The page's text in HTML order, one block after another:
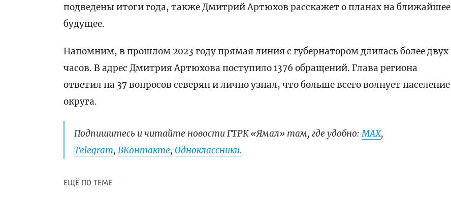
подведены итоги года, также Дмитрий Артюхов расскажет о планах на ближайшее
будущее.
Напомним, в прошлом 2023 году прямая линия с губернатором длилась более двух
часов. В адрес Дмитрия Артюхова поступило 1376 обращений. Глава региона
ответил на 37 вопросов северян и лично узнал, что больше всего волнует население
округа.
Подпишитесь и читайте новости ГТРК «Ямал» там, где удобно:МАХ,
Telegram,ВКонтакте,Одноклассники.
ЕЩЁ ПО ТЕМЕ